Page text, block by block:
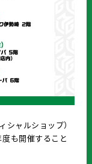
シャルショップ）
も開催すること